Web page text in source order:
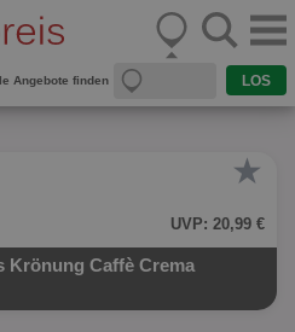
Angebote finden
★
UVP: 20,99 €
Krönung Caffè Crema